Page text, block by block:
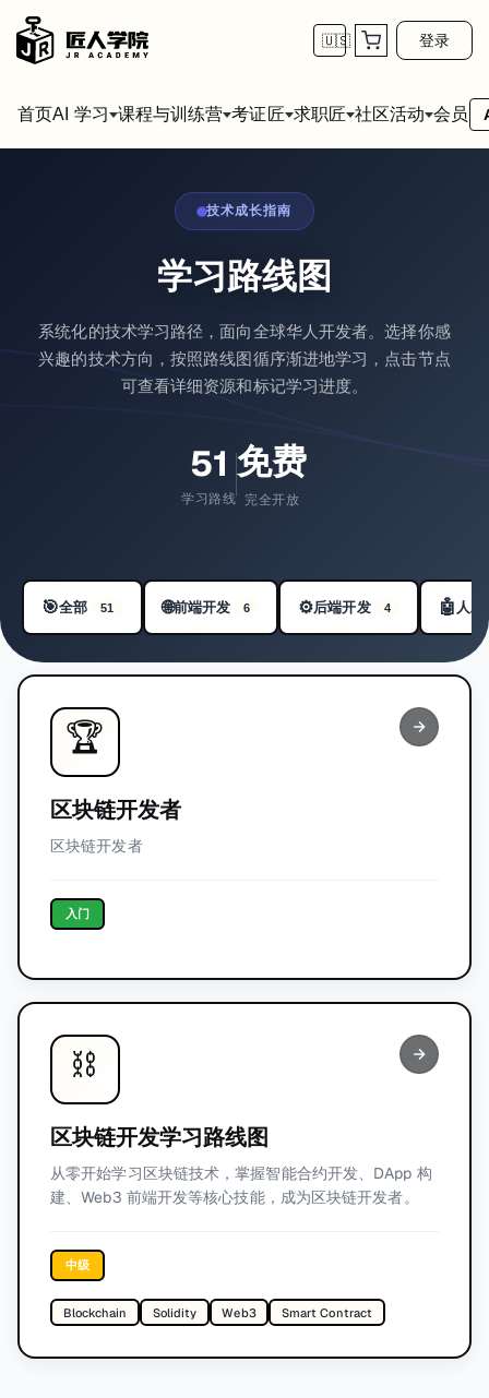
🇺🇸 登录
首页AI 学习 课程与训练营 考证匠 求职匠 社区活动 会员
技术成长指南
学习路线图
系统化的技术学习路径，面向全球华人开发者。选择你感
兴趣的技术方向，按照路线图循序渐进地学习，点击节点
可查看详细资源和标记学习进度。
51
学习路线
免费
完全开放
可用的学习路线图
🎯全部 51 🌐前端开发 6 ⚙️后端开发 4 🤖 人
🏆
区块链开发者
区块链开发者
入门
⛓️
区块链开发学习路线图
从零开始学习区块链技术，掌握智能合约开发、DApp 构
建、Web3 前端开发等核心技能，成为区块链开发者。
中级
Blockchain Solidity Web3 Smart Contract